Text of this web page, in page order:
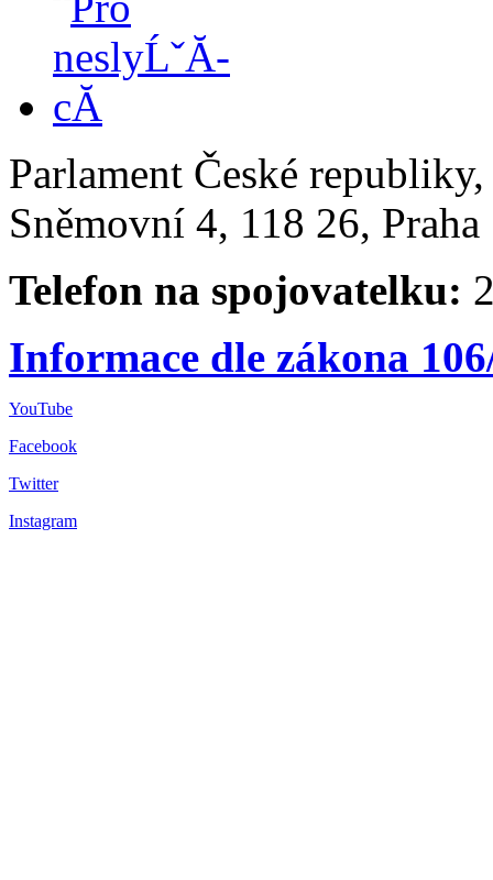
Parlament České
Sněmovní 4, 118 26,
Telefon na spojovatelku:
Informace dle zákona
YouTube
Facebook
Twitter
Instagram